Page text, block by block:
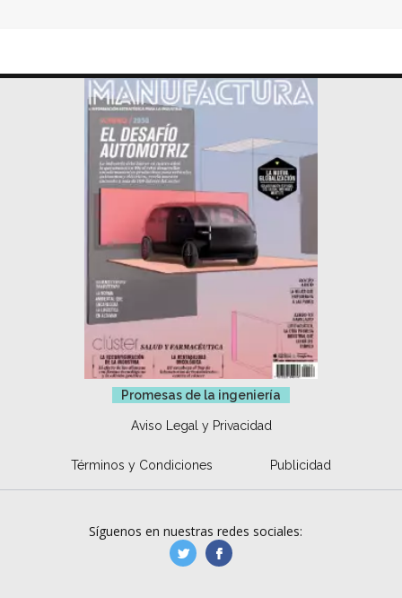
Promesas de la ingeniería
Aviso Legal y Privacidad
Términos y Condiciones Publicidad
Síguenos en nuestras redes sociales:
manufacturaGE